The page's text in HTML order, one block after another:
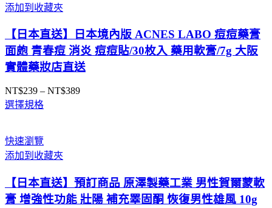
添加到收藏夾
【日本直送】日本境內版 ACNES LABO 痘痘藥膏
面皰 青春痘 消炎 痘痘貼/30枚入 藥用軟膏/7g 大阪
實體藥妝店直送
NT$239 – NT$389價
選擇規格
快速瀏覽
添加到收藏夾
【日本直送】預訂商品 原澤製藥工業 男性賀爾蒙軟
膏 增強性功能 壯陽 補充睪固酮 恢復男性雄風 10g